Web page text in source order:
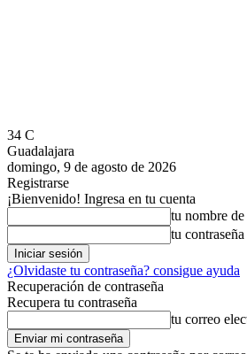
34 C
Guadalajara
domingo, 9 de agosto de 2026
Registrarse
¡Bienvenido! Ingresa en tu cuenta
tu nombre
tu contraseña
¿Olvidaste tu contraseña? consigue ayuda
Recuperación de contraseña
Recupera tu contraseña
tu correo